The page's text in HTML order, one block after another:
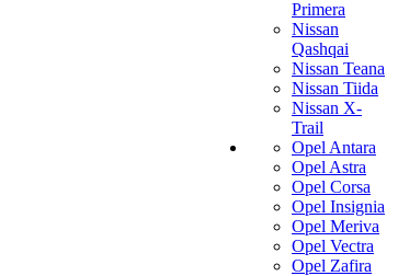
Primera
Nissan
Qashqai
Nissan Teana
Nissan Tiida
Nissan X-
Trail
Opel Antara
Opel Astra
Opel Corsa
Opel Insignia
Opel Meriva
Opel Vectra
Opel Zafira